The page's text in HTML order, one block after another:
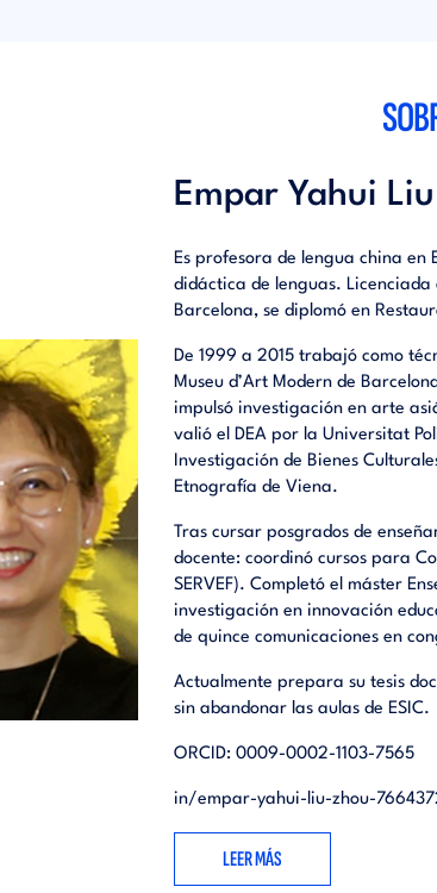
Empar Yahui
Es profesora de lengua china en
didáctica de lenguas.
Barcelona, se diplomó en
De 1999 a 2015 trabajó como
Museu d’Art Modern de
impulsó investigación en arte
valió el DEA por la Universitat
Investigación de Bienes
Etnografía de Viena.
Tras cursar posgrados de
docente: coordinó cursos para
SERVEF). Completó el máster
investigación en innovación
de quince comunicaciones en
Actualmente prepara su tesis
sin abandonar las aulas de ESIC.
ORCID: 0009-0002-1103-7565
in/empar-yahui-liu-zhou-
LEER MÁS